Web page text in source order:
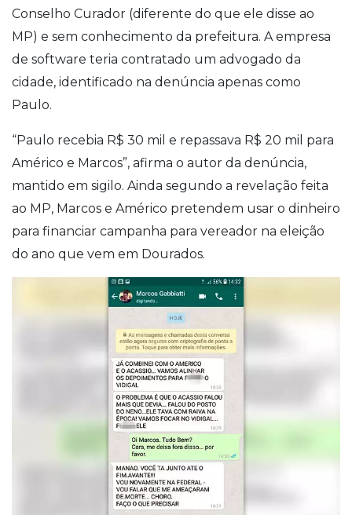
Conselho Curador (diferente do que ele disse ao
MP) e sem conhecimento da prefeitura. A empresa
de software teria contratado um advogado da
cidade, identificado na denúncia apenas como
Paulo.
“Paulo recebia R$ 30 mil e repassava R$ 20 mil para
Américo e Marcos”, afirma o autor da denúncia,
mantido em sigilo. Ainda segundo a revelação feita
ao MP, Marcos e Américo pretendem usar o dinheiro
para financiar campanha para vereador na eleição
do ano que vem em Dourados.